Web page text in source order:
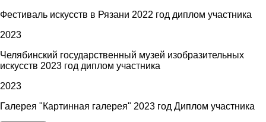
Фестиваль искусств в Рязани 2022 год диплом участника
2023
Челябинский государственный музей изобразительных
искусств 2023 год диплом участника
2023
Галерея "Картинная галерея" 2023 год Диплом участника